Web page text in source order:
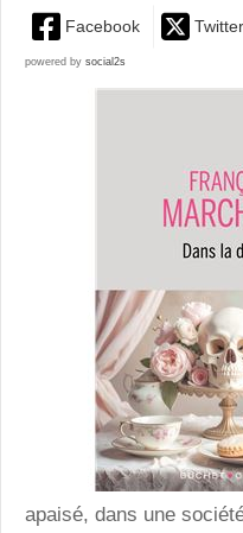
Facebook Twitter
powered by social2s
apaisé, dans une